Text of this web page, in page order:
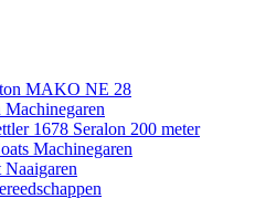
MAKO NE 28
Machinegaren
1678 Seralon 200 meter
Machinegaren
Naaigaren